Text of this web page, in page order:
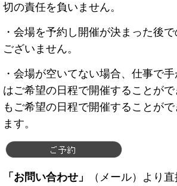
切の責任を負いません。
・会場を予約し開催が決まった後
ございません。
・会場が空いてない場合、仕事で
はご希望の日程で開催することが
もご希望の日程で開催することが
ます。
「お問い合わせ」
（メール）より